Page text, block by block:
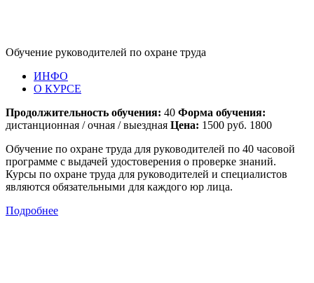
Обучение руководителей по охране труда
ИНФО
О КУРСЕ
Продолжительность обучения: 40 Форма обучения:
дистанционная / очная / выездная Цена: 1500 руб. 1800
Обучение по охране труда для руководителей по 40 часовой
программе с выдачей удостоверения о проверке знаний.
Курсы по охране труда для руководителей и специалистов
являются обязательными для каждого юр лица.
Подробнее